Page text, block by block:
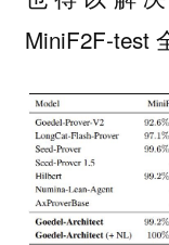
MiniF2F-test